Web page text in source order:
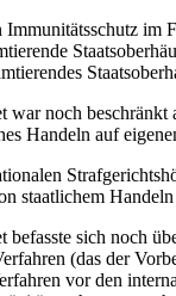
im
war noch
Handeln auf
staatlichem
befasste sich noch
(das der
vor den